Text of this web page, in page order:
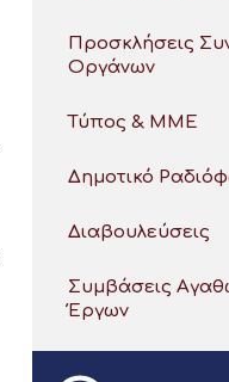
Προσκλήσεις
Οργάνων
Τύπος & ΜΜΕ
Δημοτικό
Διαβουλεύσεις
Συμβάσεις
Έργων